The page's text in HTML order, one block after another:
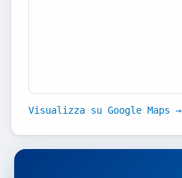
Visualizza su Google Maps →